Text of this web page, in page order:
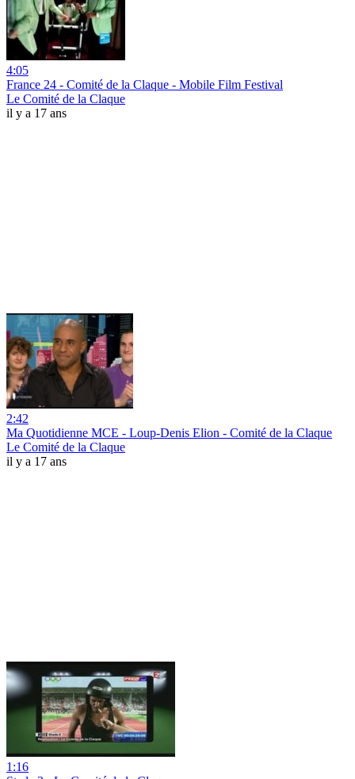
4:05
France 24 - Comité de la Claque - Mobile Film Festival
Le Comité de la Claque
il y a 17 ans
2:42
Ma Quotidienne MCE - Loup-Denis Elion - Comité de la Claque
Le Comité de la Claque
il y a 17 ans
1:16